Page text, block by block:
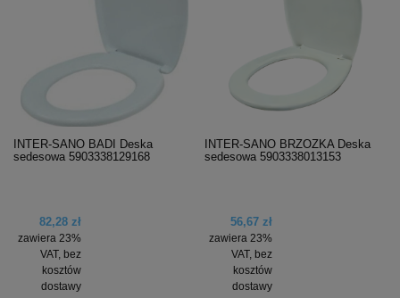
INTER-SANO BADI Deska
sedesowa 5903338129168
82,28 zł
zawiera 23%
VAT, bez
kosztów
dostawy
INTER-SANO BRZÓZKA Deska
sedesowa 5903338013153
56,67 zł
zawiera 23%
VAT, bez
kosztów
dostawy